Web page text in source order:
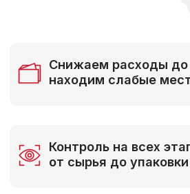
категориями товаров